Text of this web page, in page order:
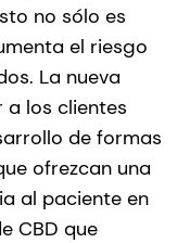
no sólo es
el riesgo
La nueva
los clientes
de formas
ofrezcan una
al paciente en
CBD que